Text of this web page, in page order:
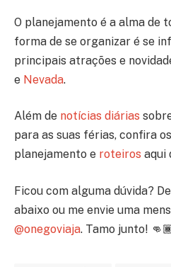
O planejamento é a alma de
forma de se organizar é se
principais atrações e
e Nevada.
Além de notícias diárias
para as suas férias, confira
planejamento e roteiros aqui
Ficou com alguma dúvida?
abaixo ou me envie uma
@onegoviaja. Tamo junto!